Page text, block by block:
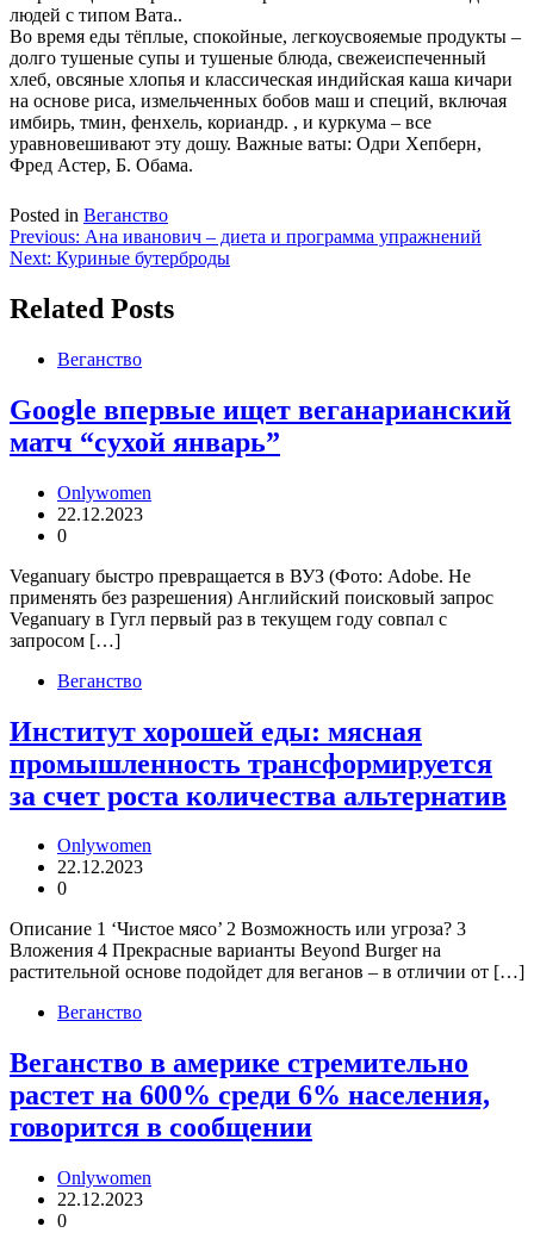
людей с типом Вата..
Во время еды тёплые, спокойные, легкоусвояемые продукты –
долго тушеные супы и тушеные блюда, свежеиспеченный
хлеб, овсяные хлопья и классическая индийская каша кичари
на основе риса, измельченных бобов маш и специй, включая
имбирь, тмин, фенхель, кориандр. , и куркума – все
уравновешивают эту дошу. Важные ваты: Одри Хепберн,
Фред Астер, Б. Обама.
Posted in Веганство
Навигация
по
записям
Previous: Ана иванович – диета и программа упражнений
Next: Куриные бутерброды
Related Posts
Веганство
Google впервые ищет веганарианский
матч “сухой январь”
Onlywomen
22.12.2023
0
Veganuary быстро превращается в ВУЗ (Фото: Adobe. Не
применять без разрешения) Английский поисковый запрос
Veganuary в Гугл первый раз в текущем году совпал с
запросом […]
Веганство
Институт хорошей еды: мясная
промышленность трансформируется
за счет роста количества альтернатив
Onlywomen
22.12.2023
0
Описание 1 ‘Чистое мясо’ 2 Возможность или угроза? 3
Вложения 4 Прекрасные варианты Beyond Burger на
растительной основе подойдет для веганов – в отличии от […]
Веганство
Веганство в америке стремительно
растет на 600% среди 6% населения,
говорится в сообщении
Onlywomen
22.12.2023
0